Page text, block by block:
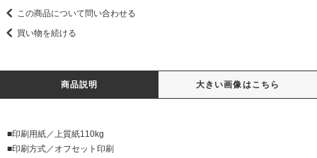
この商品について問い合わせる
買い物を続ける
商品説明 大きい画像はこちら
■印刷用紙／上質紙110kg
■印刷方式／オフセット印刷